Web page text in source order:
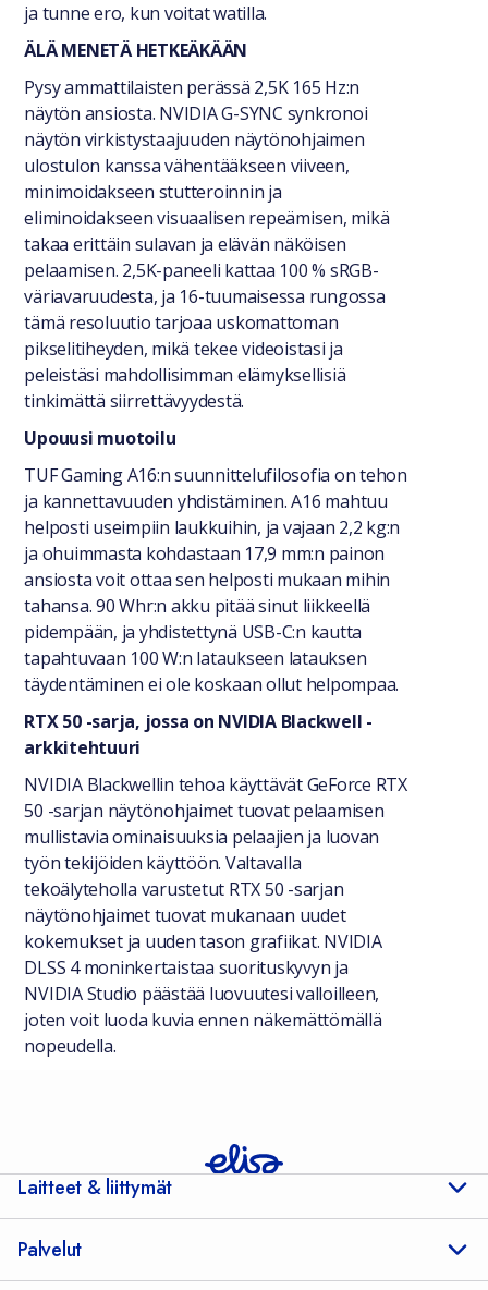
ja tunne ero, kun voitat watilla.
ÄLÄ MENETÄ HETKEÄKÄÄN
Pysy ammattilaisten perässä 2,5K 165 Hz:n
näytön ansiosta. NVIDIA G-SYNC synkronoi
näytön virkistystaajuuden näytönohjaimen
ulostulon kanssa vähentääkseen viiveen,
minimoidakseen stutteroinnin ja
eliminoidakseen visuaalisen repeämisen, mikä
takaa erittäin sulavan ja elävän näköisen
pelaamisen. 2,5K-paneeli kattaa 100 % sRGB-
väriavaruudesta, ja 16-tuumaisessa rungossa
tämä resoluutio tarjoaa uskomattoman
pikselitiheyden, mikä tekee videoistasi ja
peleistäsi mahdollisimman elämyksellisiä
tinkimättä siirrettävyydestä.
Upouusi muotoilu
TUF Gaming A16:n suunnittelufilosofia on tehon
ja kannettavuuden yhdistäminen. A16 mahtuu
helposti useimpiin laukkuihin, ja vajaan 2,2 kg:n
ja ohuimmasta kohdastaan 17,9 mm:n painon
ansiosta voit ottaa sen helposti mukaan mihin
tahansa. 90 Whr:n akku pitää sinut liikkeellä
pidempään, ja yhdistettynä USB-C:n kautta
tapahtuvaan 100 W:n lataukseen latauksen
täydentäminen ei ole koskaan ollut helpompaa.
RTX 50 -sarja, jossa on NVIDIA Blackwell -
arkkitehtuuri
NVIDIA Blackwellin tehoa käyttävät GeForce RTX
50 -sarjan näytönohjaimet tuovat pelaamisen
mullistavia ominaisuuksia pelaajien ja luovan
työn tekijöiden käyttöön. Valtavalla
tekoälyteholla varustetut RTX 50 -sarjan
näytönohjaimet tuovat mukanaan uudet
kokemukset ja uuden tason grafiikat. NVIDIA
DLSS 4 moninkertaistaa suorituskyvyn ja
NVIDIA Studio päästää luovuutesi valloilleen,
joten voit luoda kuvia ennen näkemättömällä
nopeudella.
Laitteet & liittymät
Palvelut